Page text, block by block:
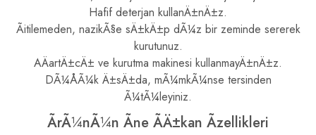
Hafif deterjan kullanÄ±nÄ±z.
Ãitilemeden, nazikÃ§e sÄ±kÄ±p dÃ¼z bir zeminde sererek
kurutunuz.
AÄartÄ±cÄ± ve kurutma makinesi kullanmayÄ±nÄ±z.
DÃ¼ÅÃ¼k Ä±sÄ±da, mÃ¼mkÃ¼nse tersinden
Ã¼tÃ¼leyiniz.
ÃrÃ¼nÃ¼n Ãne ÃÄ±kan Ãzellikleri